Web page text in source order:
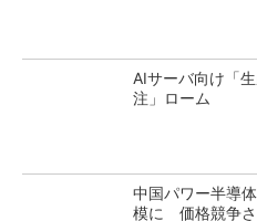
AIサーバ向け「
注」ローム
中国パワー半導
模に 価格競争